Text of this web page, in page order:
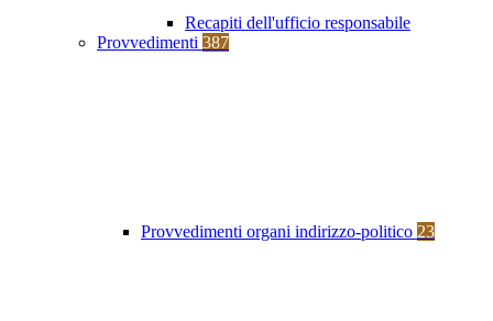
Recapiti dell'ufficio responsabile
Provvedimenti 387
Provvedimenti organi indirizzo-politico 23